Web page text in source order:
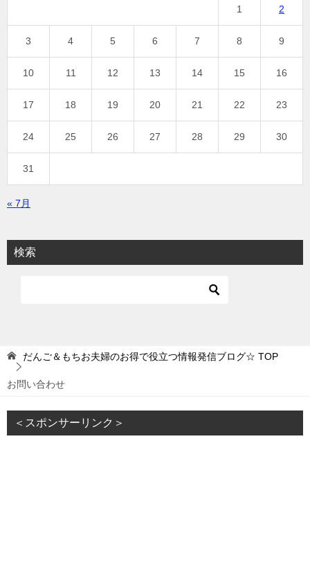
1 2
3 4 5 6 7 8 9
10 11 12 13 14 15 16
17 18 19 20 21 22 23
24 25 26 27 28 29 30
31
« 7月
検索
だんご＆もちお夫婦のお得で役立つ情報発信ブログ☆ TOP
お問い合わせ
＜スポンサーリンク＞